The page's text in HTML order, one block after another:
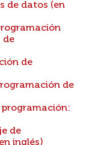
de datos (en
de
de
de
de
inglés)